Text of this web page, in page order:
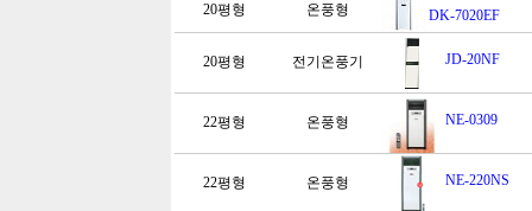
20평형 온풍형 DK-7020EF
20평형 전기온풍기 JD-20NF
22평형 온풍형 NE-0309
22평형 온풍형 NE-220NS